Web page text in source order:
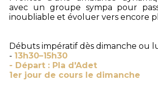
avec un groupe sympa pour
inoubliable et évoluer vers encore
Débuts impératif dès dimanche ou
- 13h30–15h30
- Départ : Pla d'Adet
1er jour de cours le dimanche